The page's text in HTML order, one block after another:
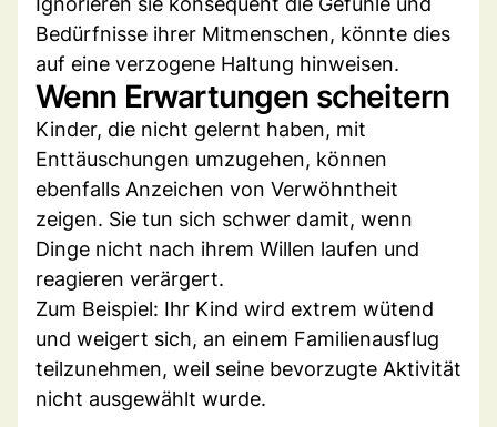
Bedürfnisse ihrer Mitmenschen, könnte dies
auf eine verzogene Haltung hinweisen.
Wenn Erwartungen scheitern
Kinder, die nicht gelernt haben, mit
Enttäuschungen umzugehen, können
ebenfalls Anzeichen von Verwöhntheit
zeigen. Sie tun sich schwer damit, wenn
Dinge nicht nach ihrem Willen laufen und
reagieren verärgert.
Zum Beispiel: Ihr Kind wird extrem wütend
und weigert sich, an einem Familienausflug
teilzunehmen, weil seine bevorzugte Aktivität
nicht ausgewählt wurde.